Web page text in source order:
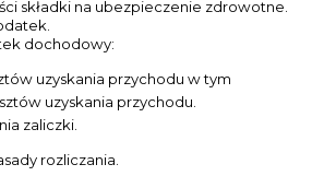
składki na ubezpieczenie zdrowotne.
dochodowy:
uzyskania przychodu w tym
uzyskania przychodu.
zaliczki.
rozliczania.